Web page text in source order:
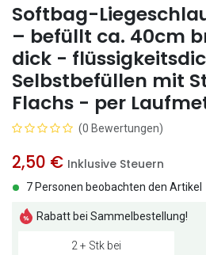
Softbag-
– befüllt ca. 40cm
dick -
Selbstbefüllen mit
Flachs - per
(0 Bewertungen)
2,50 € Inklusive Steuern
7 Personen beobachten den Artikel
Rabatt bei Sammelbestellung!
2 + Stk bei